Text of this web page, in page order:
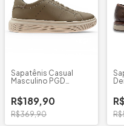
Sapatênis Casual
Masculino PGD
R$189,90
R$369,90